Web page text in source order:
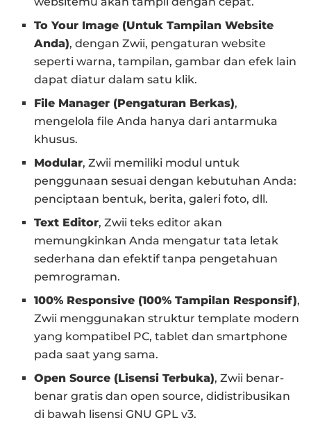
To Your Image (Untuk Tampilan Website
Anda), dengan Zwii, pengaturan website
seperti warna, tampilan, gambar dan efek lain
dapat diatur dalam satu klik.
File Manager (Pengaturan Berkas),
mengelola file Anda hanya dari antarmuka
khusus.
Modular, Zwii memiliki modul untuk
penggunaan sesuai dengan kebutuhan Anda:
penciptaan bentuk, berita, galeri foto, dll.
Text Editor, Zwii teks editor akan
memungkinkan Anda mengatur tata letak
sederhana dan efektif tanpa pengetahuan
pemrograman.
100% Responsive (100% Tampilan Responsif),
Zwii menggunakan struktur template modern
yang kompatibel PC, tablet dan smartphone
pada saat yang sama.
Open Source (Lisensi Terbuka), Zwii benar-
benar gratis dan open source, didistribusikan
di bawah lisensi GNU GPL v3.